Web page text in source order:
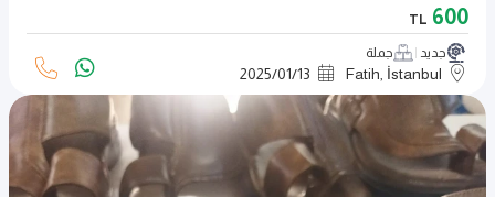
600
TL
جديد جملة
Fatih, İstanbul
2025/01/13